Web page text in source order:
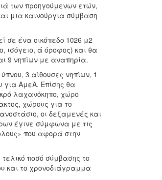
των προηγούμενων ετών,
μια καινούργια σύμβαση
σε ένα οικόπεδο 1026 μ2
ισόγειο, ά όροφος) και θα
9 νηπίων με αναπηρία.
3 αίθουσες νηπίων, 1
για ΑμεΑ. Επίσης θα
λαχανόκηπο, χώρο
χώρους για το
οι δεξαμενές και
έγινε σύμφωνα με τις
που αφορά στην
ποσό σύμβασης το
και το χρονοδιάγραμμα